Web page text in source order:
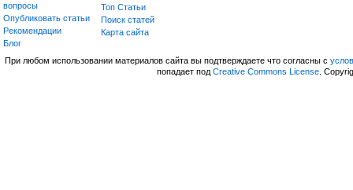
вопросы
Опубликовать статьи
Рекомендации
Блог
Топ Статьи
Поиск статей
Карта сайта
При любом использовании материалов сайта вы подтверждаете что согласны с
попадает под Creative Commons License.